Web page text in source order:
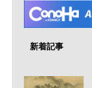
新着記事